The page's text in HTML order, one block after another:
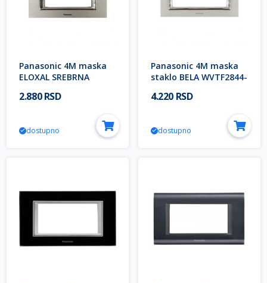
Panasonic 4M maska
ELOXAL SREBRNA
Thea ULTIMA Modular
2.880 RSD
dostupno
Panasonic 4M maska
staklo BELA WVTF2844-
Modular
4.220 RSD
dostupno